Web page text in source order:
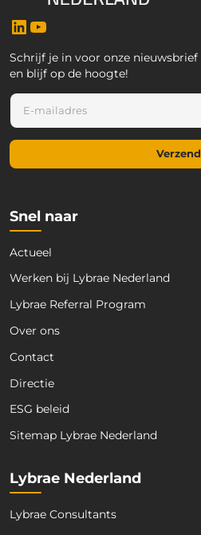
LinkedIn
Schrijf je in voor onze nieuwsbrief
en blijf op de hoogte!
E
m
a
i
Verzend
Snel naar
Actueel
Werken bij Lybrae Nederland
Lybrae Referral Program
Over ons
Contact
Directie
ESG beleid
Sitemap Lybrae Nederland
Lybrae Nederland
Lybrae Consultants